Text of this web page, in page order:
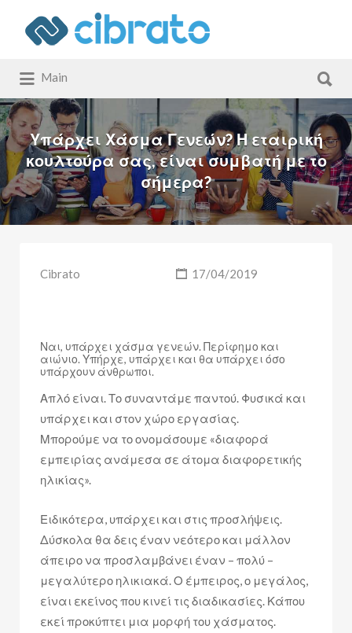
Αναζήτηση
για:
Main
για:
Υπάρχει Χάσμα Γενεών? Η εταιρική
κουλτούρα σας, είναι συμβατή με το
σήμερα?
Cibrato 17/04/2019
Ναι, υπάρχει χάσμα γενεών. Περίφημο και
αιώνιο. Υπήρχε, υπάρχει και θα υπάρχει όσο
υπάρχουν άνθρωποι.
Απλό είναι. Το συναντάμε παντού. Φυσικά και
υπάρχει και στον χώρο εργασίας.
Μπορούμε να το ονομάσουμε «διαφορά
εμπειρίας ανάμεσα σε άτομα διαφορετικής
ηλικίας».
Ειδικότερα, υπάρχει και στις προσλήψεις.
Δύσκολα θα δεις έναν νεότερο και μάλλον
άπειρο να προσλαμβάνει έναν – πολύ –
μεγαλύτερο ηλικιακά. Ο έμπειρος, ο μεγάλος,
είναι εκείνος που κινεί τις διαδικασίες. Κάπου
εκεί προκύπτει μια μορφή του χάσματος.